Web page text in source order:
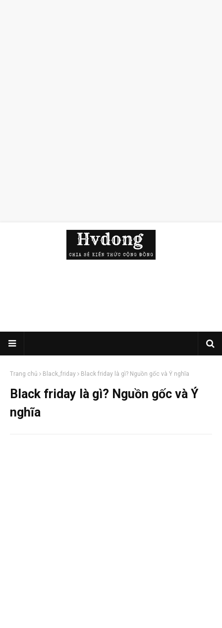
Trang chủ Black_friday Black friday là gì? Nguồn gốc và Ý nghĩa
Black friday là gì? Nguồn gốc và Ý
nghĩa